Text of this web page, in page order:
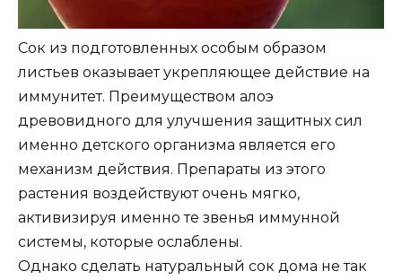
Сок из подготовленных особым образом
листьев оказывает укрепляющее действие на
иммунитет. Преимуществом алоэ
древовидного для улучшения защитных сил
именно детского организма является его
механизм действия. Препараты из этого
растения воздействуют очень мягко,
активизируя именно те звенья иммунной
системы, которые ослаблены.
Однако сделать натуральный сок дома не так